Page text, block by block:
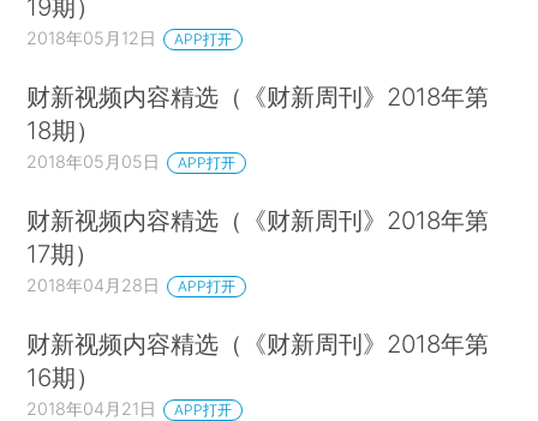
19期）
2018年05月12日 APP打开
财新视频内容精选（《财新周刊》2018年第
18期）
2018年05月05日 APP打开
财新视频内容精选（《财新周刊》2018年第
17期）
2018年04月28日 APP打开
财新视频内容精选（《财新周刊》2018年第
16期）
2018年04月21日 APP打开